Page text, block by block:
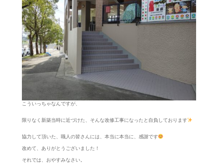
こういっちゃなんですが、
限りなく新築当時に近づけた、そんな改修工事になったと自負しております
協力して頂いた、職人の皆さんには、本当に本当に、感謝です
改めて、ありがとうございました！
それでは、おやすみなさい。